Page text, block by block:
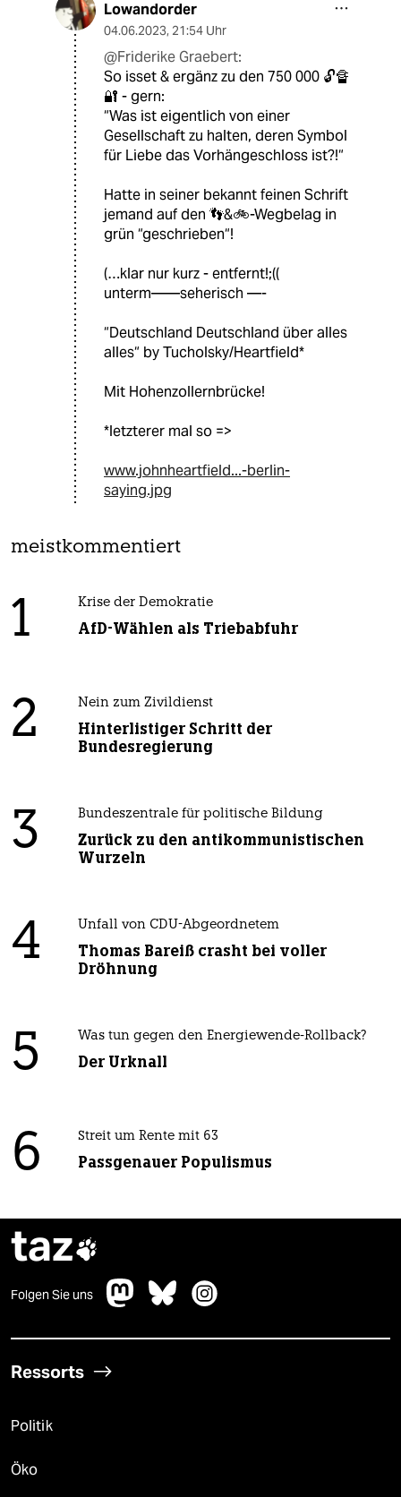
Lowandorder
04.06.2023, 21:54 Uhr
@Friderike Graebert:
So isset & ergänz zu den 750 000 🔓🔏
🔐 - gern:
“Was ist eigentlich von einer
Gesellschaft zu halten, deren Symbol
für Liebe das Vorhängeschloss ist?!“
Hatte in seiner bekannt feinen Schrift
jemand auf den 👣&🚲-Wegbelag in
grün “geschrieben“!
(…klar nur kurz - entfernt!;((
unterm——seherisch —-
“Deutschland Deutschland über alles
alles“ by Tucholsky/Heartfield*
Mit Hohenzollernbrücke!
*letzterer mal so =>
www.johnheartfield...-berlin-
saying.jpg
meistkommentiert
1 Krise der Demokratie
AfD-Wählen als Triebabfuhr
2 Nein zum Zivildienst
Hinterlistiger Schritt der
Bundesregierung
3 Bundeszentrale für politische Bildung
Zurück zu den antikommunistischen
Wurzeln
4 Unfall von CDU-Abgeordnetem
Thomas Bareiß crasht bei voller
Dröhnung
5 Was tun gegen den Energiewende-Rollback?
Der Urknall
6 Streit um Rente mit 63
Passgenauer Populismus
taz
Folgen Sie uns
Ressorts
Politik
Öko